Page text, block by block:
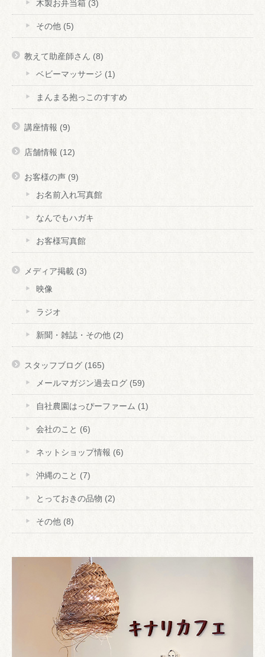
木製お弁当箱 (3)
その他 (5)
教えて助産師さん (8)
ベビーマッサージ (1)
まんまる抱っこのすすめ
講座情報 (9)
店舗情報 (12)
お客様の声 (9)
お名前入れ写真館
なんでもハガキ
お客様写真館
メディア掲載 (3)
映像
ラジオ
新聞・雑誌・その他 (2)
スタッフブログ (165)
メールマガジン過去ログ (59)
自社農園はっぴーファーム (1)
会社のこと (6)
ネットショップ情報 (6)
沖縄のこと (7)
とっておきの品物 (2)
その他 (8)